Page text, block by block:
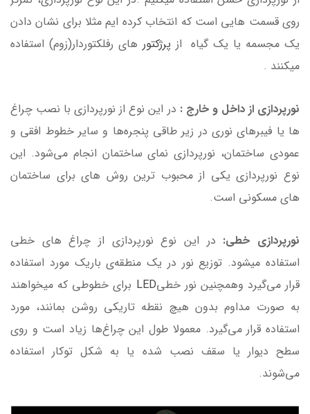
روی قسمت هایی است که انتخاب کرده ایم مثلا برای نشان دادن
یک مجسمه یا یک گیاه از پرژکتور های رفلکتوردار(زوم) استفاده
میکنند .
نورپردازی از داخل و خارج : در این نوع از نورپردازی با نصب چراغ
ها یا فیبرهای نوری در زیر طاقی پنجره‌ها و سایر خطوط افقی و
عمودی ساختمان، نورپردازی نمای ساختمان انجام می‌شود. این
نوع نورپردازی یکی از محبوب ترین روش های برای ساختمان
های مسکونی است.
نورپردازی خطی: در این نوع نورپردازی از چراغ های خطی
استفاده میشود. توزیع نور در یک منطقه‌ی باریک مورد استفاده
قرار می‌گیرد وهمچنین نور خطیLED برای خطوطی که میخواهند
به صورت مداوم بدون هیچ نقطه تاریکی روشن بمانند، مورد
استفاده قرار می‌گیرد. معمولا طول این چراغ‌ها زیاد است و روی
سطح دیوار یا سقف نصب شده یا به شکل توکار استفاده
می‌شوند.